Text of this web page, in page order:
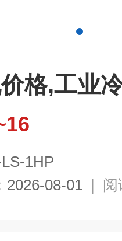
格,工业
1HP
2026-08-01 | 阅